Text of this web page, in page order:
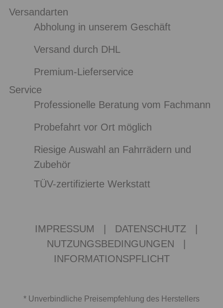
Versandarten
Abholung in unserem Geschäft
Versand durch DHL
Premium-Lieferservice
Service
Professionelle Beratung vom Fachmann
Probefahrt vor Ort möglich
Riesige Auswahl an Fahrrädern und
Zubehör
TÜV-zertifizierte Werkstatt
IMPRESSUM DATENSCHUTZ
NUTZUNGSBEDINGUNGEN
INFORMATIONSPFLICHT
* Unverbindliche Preisempfehlung des Herstellers